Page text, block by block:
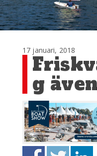
17 januari, 2018
g